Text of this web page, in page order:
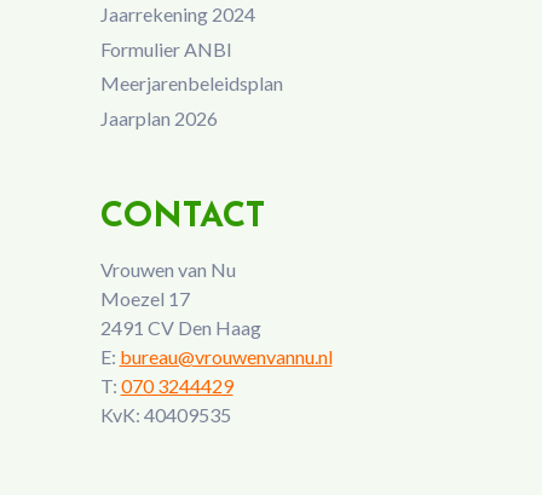
Jaarrekening 2024
Formulier ANBI
Meerjarenbeleidsplan
Jaarplan 2026
CONTACT
Vrouwen van Nu
Moezel 17
2491 CV Den Haag
E: bureau@vrouwenvannu.nl
T: 070 3244429
KvK: 40409535